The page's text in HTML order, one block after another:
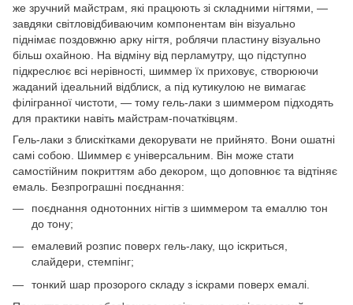
же зручний майстрам, які працюють зі складними нігтями, —
завдяки світловідбиваючим компонентам він візуально
піднімає поздовжню арку нігтя, роблячи пластину візуально
більш охайною. На відміну від перламутру, що підступно
підкреслює всі нерівності, шиммер їх приховує, створюючи
жаданий ідеальний відблиск, а під кутикулою не вимагає
філігранної чистоти, — тому гель-лаки з шиммером підходять
для практики навіть майстрам-початківцям.
Гель-лаки з блискітками декорувати не прийнято. Вони ошатні
самі собою. Шиммер є універсальним. Він може стати
самостійним покриттям або декором, що доповнює та відтіняє
емаль. Безпрограшні поєднання:
поєднання однотонних нігтів з шиммером та емаллю тон
до тону;
емалевий розпис поверх гель-лаку, що іскриться,
слайдери, стемпінг;
тонкий шар прозорого складу з іскрами поверх емалі.